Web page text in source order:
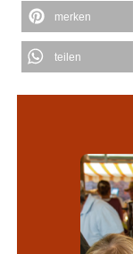
merken
teilen